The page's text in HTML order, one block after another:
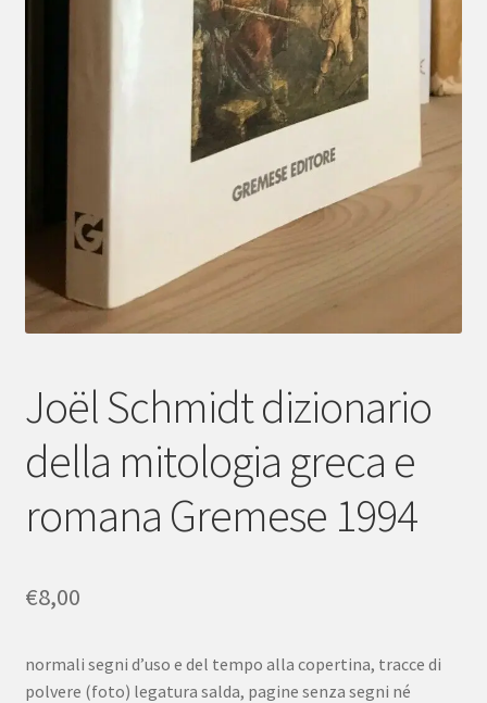
Joël Schmidt dizionario
della mitologia greca e
romana Gremese 1994
€8,00
normali segni d’uso e del tempo alla copertina, tracce di
polvere (foto) legatura salda, pagine senza segni né